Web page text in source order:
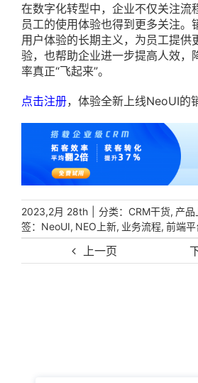
上一页
在数字化转型中，企业不仅关注流
员工的使用体验也得到更多关注。
用户体验的长期主义，为员工提供
验，也帮助企业进一步提高人效，
率真正“飞起来”。
点击注册，体验全新上线NeoUI的
2023,2月 28th 分类： CRM干货, 产品
签： NeoUI, NEO上新, 业务流程, 前端平